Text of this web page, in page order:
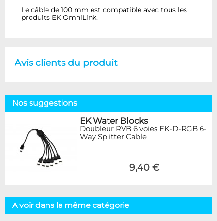
Le câble de 100 mm est compatible avec tous les
produits EK OmniLink.
Avis clients du produit
Nos suggestions
EK Water Blocks
Doubleur RVB 6 voies EK-D-RGB 6-
Way Splitter Cable
9,40 €
A voir dans la même catégorie